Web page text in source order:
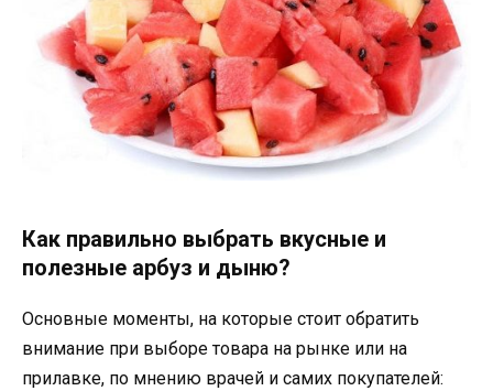
Как правильно выбрать вкусные и
полезные арбуз и дыню?
Основные моменты, на которые стоит обратить
внимание при выборе товара на рынке или на
прилавке, по мнению врачей и самих покупателей: